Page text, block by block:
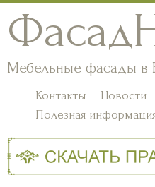
Мебельные фасады в
Контакты Новости
Полезная